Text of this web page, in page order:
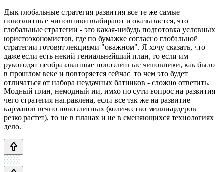
Дык глобальные стратегия развития все те же самые
новоэлитные чиновники выбирают и оказывается, что
глобальные стратегии - это какая-нибудь подготовка условных
юристоэкономистов, где по бумажке согласно глобальной
стратегии готовят лекциями "оважном". Я хочу сказать, что
даже если есть некий гениальнейший план, то если им
руководят необразованные новоэлитные чиновники, как было
в прошлом веке и повторяется сейчас, то чем это будет
отличаться от набора неудачных батников - сложно ответить.
Модный план, немодный ии, имхо по сути вопрос на развития
чего стратегия направлена, если все так же на развитие
карманов вечно новоэлитных (количество миллиардеров
резко растет), то не в планах и не в сменяющихся технологиях
дело.